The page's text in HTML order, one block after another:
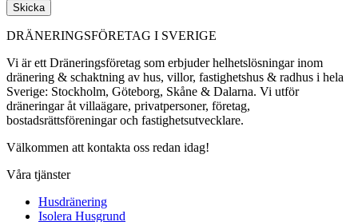
Skicka
DRÄNERINGSFÖRETAG I SVERIGE
Vi är ett Dräneringsföretag som erbjuder helhetslösningar inom
dränering & schaktning av hus, villor, fastighetshus & radhus i hela
Sverige: Stockholm, Göteborg, Skåne & Dalarna. Vi utför
dräneringar åt villaägare, privatpersoner, företag,
bostadsrättsföreningar och fastighetsutvecklare.
Välkommen att kontakta oss redan idag!
Våra tjänster
Husdränering
Isolera Husgrund